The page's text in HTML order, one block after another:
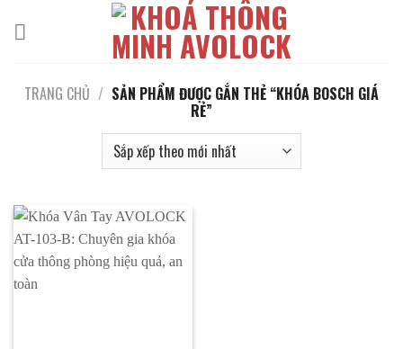
qua
TRANG CHỦ / SẢN PHẨM ĐƯỢC GẮN THẺ “KHÓA BOSCH GIÁ
RẺ”